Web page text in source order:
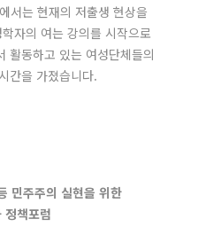
서는 현재의 저출생 현상을
자의 여는 강의를 시작으로
활동하고 있는 여성단체들의
간을 가졌습니다.
민주주의 실현을 위한
정책포럼